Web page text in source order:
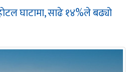
घाटामा, साढे १४%ले बढ्यो